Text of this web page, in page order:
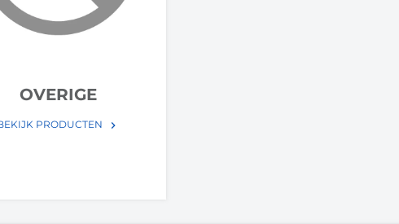
OVERIGE
PRODUCTEN keyboard_arrow_right